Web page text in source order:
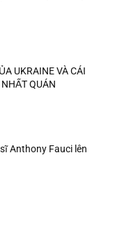
UKRAINE VÀ CÁI
QUÁN
Anthony Fauci lên